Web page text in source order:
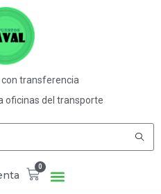
con transferencia
oficinas del transporte
0